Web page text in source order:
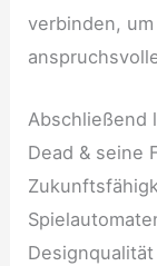
verbinden,
Abschließend
Dead & seine